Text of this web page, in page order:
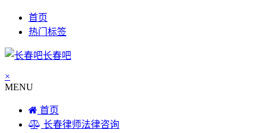
首页
热门标签
长春吧
×
MENU
首页
长春律师法律咨询